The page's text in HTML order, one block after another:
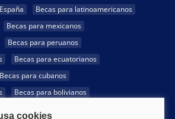
Becas para latinoamericanos
Becas para mexicanos
Becas para peruanos
Becas para ecuatorianos
Becas para cubanos
Becas para bolivianos